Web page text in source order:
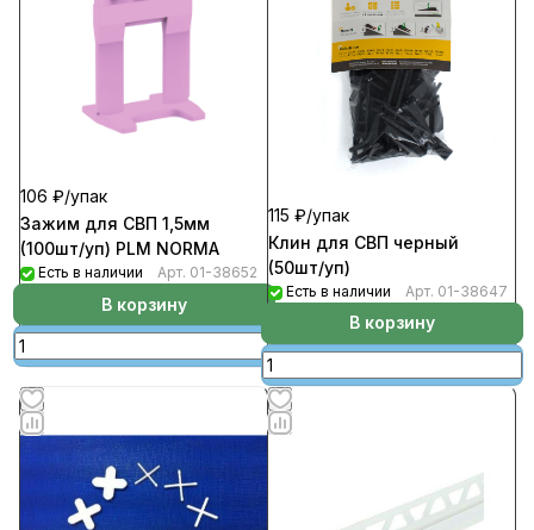
106 ₽/упак
Зажим для СВП 1,5мм
(100шт/уп) PLM NORMA
Есть в наличии Арт. 01-38652
В корзину
115 ₽/упак
Клин для СВП черный
(50шт/уп)
Есть в наличии Арт. 01-38647
В корзину